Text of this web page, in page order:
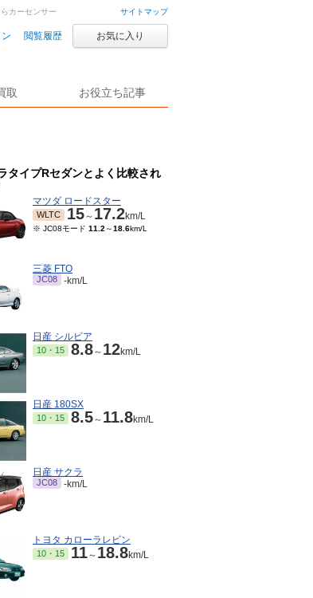
サイトマップ
閲覧履歴 お気に入り
取 お役立ち記事
カーセンサー
タイプRセダンとよく比較され
マツダ ロードスター
WLTC 15～ 17.2km/L
※ JC08モード 11.2 ～18.6km/L
三菱 FTO
JC08 -km/L
日産 シルビア
10・15 8.8～ 12km/L
日産 180SX
10・15 8.5～ 11.8km/L
日産 サクラ
JC08 -km/L
トヨタ カローラレビン
10・15 11～ 18.8km/L